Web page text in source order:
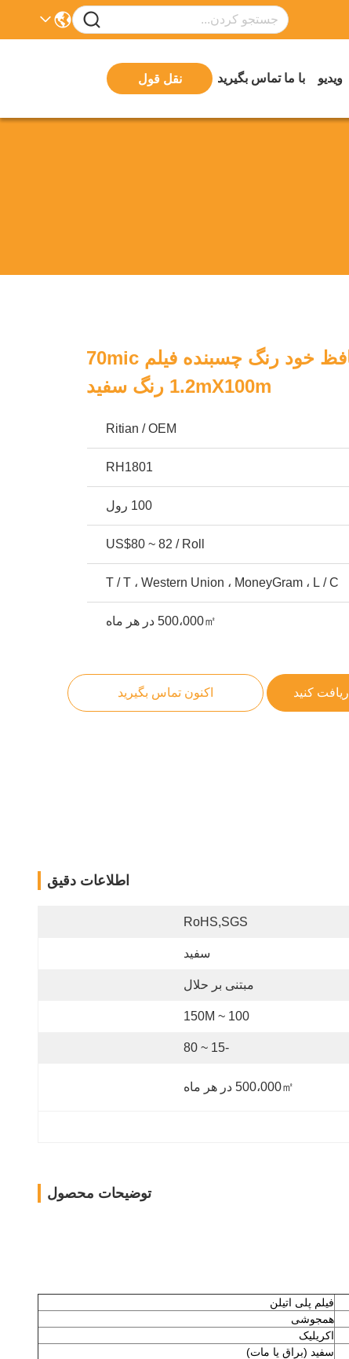
ویدیو با ما تماس بگیرید نقل قول
فیلم رنگی محافظ خود رنگ چسبنده فیلم 70mic
1.2mX100m رنگ سفید
Ritian / OEM
RH1801
100 رول
US$80 ~ 82 / Roll
T / T ، Western Union ، MoneyGram ، L / C
500،000㎡ در هر ماه
کنید اکنون تماس بگیرید
اطلاعات دقیق
RoHS,SGS
سفید
مبتنی بر حلال
100 ~ 150M
-15 ~ 80
500،000㎡ در هر ماه
توضیحات محصول
فیلم پلی اتیلن
همجوشی
اکریلیک
سفید (براق یا مات)